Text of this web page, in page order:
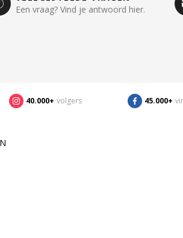
Een vraag? Vind je antwoord hier.
40.000+ volgers 45.000+